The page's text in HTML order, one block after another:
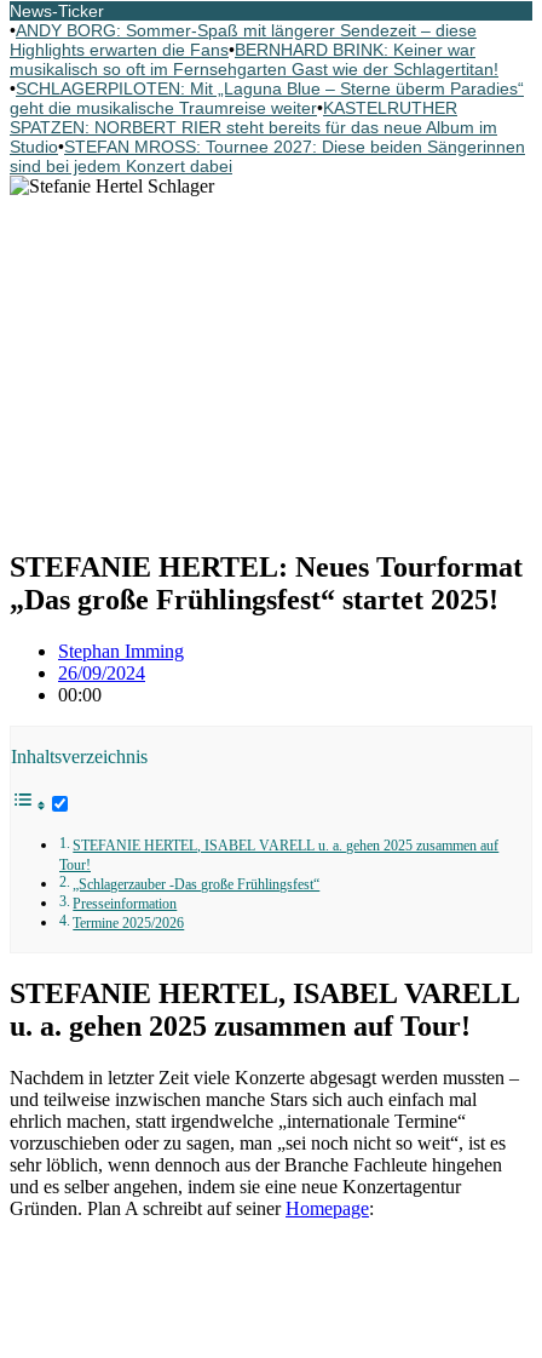
News-Ticker
•ANDY BORG: Sommer-Spaß mit längerer Sendezeit – diese
Highlights erwarten die Fans•BERNHARD BRINK: Keiner war
musikalisch so oft im Fernsehgarten Gast wie der Schlagertitan!
•SCHLAGERPILOTEN: Mit „Laguna Blue – Sterne überm Paradies“
geht die musikalische Traumreise weiter•KASTELRUTHER
SPATZEN: NORBERT RIER steht bereits für das neue Album im
Studio•STEFAN MROSS: Tournee 2027: Diese beiden Sängerinnen
sind bei jedem Konzert dabei
STEFANIE HERTEL: Neues Tourformat
„Das große Frühlingsfest“ startet 2025!
Stephan Imming
26/09/2024
00:00
Inhaltsverzeichnis
STEFANIE HERTEL, ISABEL VARELL u. a. gehen 2025 zusammen auf
Tour!
„Schlagerzauber -Das große Frühlingsfest“
Presseinformation
Termine 2025/2026
STEFANIE HERTEL, ISABEL VARELL
u. a. gehen 2025 zusammen auf Tour!
Nachdem in letzter Zeit viele Konzerte abgesagt werden mussten –
und teilweise inzwischen manche Stars sich auch einfach mal
ehrlich machen, statt irgendwelche „internationale Termine“
vorzuschieben oder zu sagen, man „sei noch nicht so weit“, ist es
sehr löblich, wenn dennoch aus der Branche Fachleute hingehen
und es selber angehen, indem sie eine neue Konzertagentur
Gründen. Plan A schreibt auf seinerHomepage: